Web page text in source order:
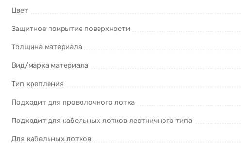
Цвет
Защитное покрытие поверхности
Толщина материала
Вид/марка материала
Тип крепления
Подходит для проволочного лотка
Подходит для кабельных лотков лестничного типа
Для кабельных лотков